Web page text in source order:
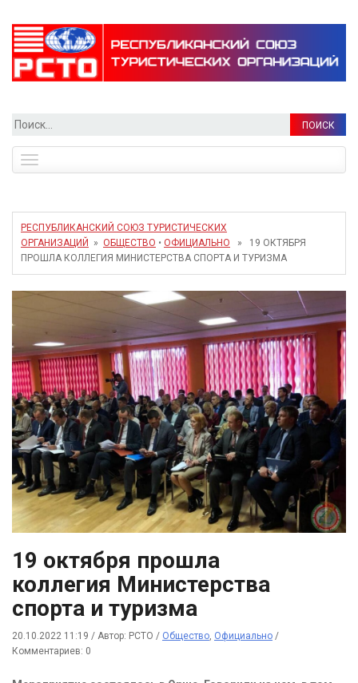
Найти:
navigation
РЕСПУБЛИКАНСКИЙ СОЮЗ ТУРИСТИЧЕСКИХ
ОРГАНИЗАЦИЙ
» ОБЩЕСТВО • ОФИЦИАЛЬНО » 19 ОКТЯБРЯ
ПРОШЛА КОЛЛЕГИЯ МИНИСТЕРСТВА СПОРТА И ТУРИЗМА
19 октября прошла
коллегия Министерства
спорта и туризма
20.10.2022 11:19 / Автор: РСТО / Общество, Официально /
Комментариев: 0